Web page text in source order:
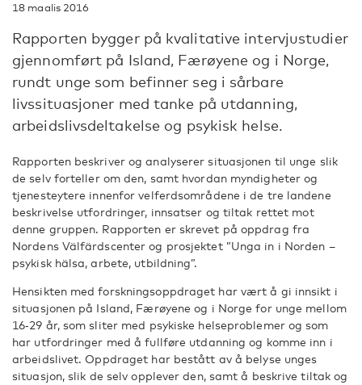
18 maalis 2016
Rapporten bygger på kvalitative intervjustudier
gjennomført på Island, Færøyene og i Norge,
rundt unge som befinner seg i sårbare
livssituasjoner med tanke på utdanning,
arbeidslivsdeltakelse og psykisk helse.
Rapporten beskriver og analyserer situasjonen til unge slik
de selv forteller om den, samt hvordan myndigheter og
tjenesteytere innenfor velferdsområdene i de tre landene
beskrivelse utfordringer, innsatser og tiltak rettet mot
denne gruppen. Rapporten er skrevet på oppdrag fra
Nordens Välfärdscenter og prosjektet ”Unga in i Norden –
psykisk hälsa, arbete, utbildning”.
Hensikten med forskningsoppdraget har vært å gi innsikt i
situasjonen på Island, Færøyene og i Norge for unge mellom
16‐29 år, som sliter med psykiske helseproblemer og som
har utfordringer med å fullføre utdanning og komme inn i
arbeidslivet. Oppdraget har bestått av å belyse unges
situasjon, slik de selv opplever den, samt å beskrive tiltak og